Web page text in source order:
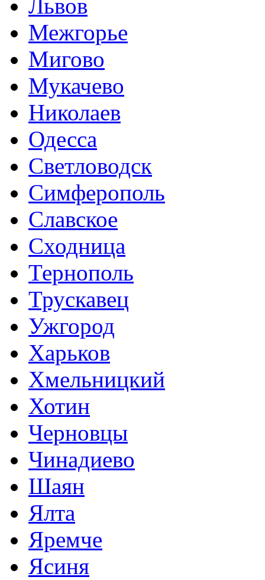
Львов
Межгорье
Мигово
Мукачево
Николаев
Одесса
Светловодск
Симферополь
Славское
Сходница
Тернополь
Трускавец
Ужгород
Харьков
Хмельницкий
Хотин
Черновцы
Чинадиево
Шаян
Ялта
Яремче
Ясиня